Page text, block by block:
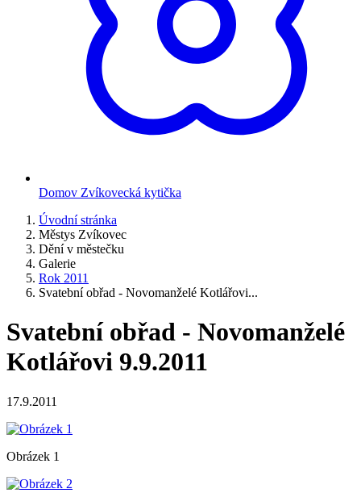
Domov Zvíkovecká kytička
Úvodní stránka
Městys Zvíkovec
Dění v městečku
Galerie
Rok 2011
Svatební obřad - Novomanželé Kotlářovi...
Svatební obřad - Novomanželé
Kotlářovi 9.9.2011
17.9.2011
Obrázek 1